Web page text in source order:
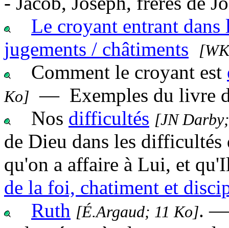
Le croyant entrant dans
jugements / châtiments
Comment le croyant est
Ko] — Exemples du livre
Nos difficultés [JN
de Dieu dans les difficultés
qu'on a affaire à Lui, et
de la foi, chatiment et
Ruth [É.Argaud; 11 Ko]. —